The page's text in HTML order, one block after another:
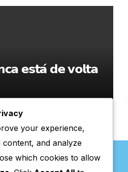
𝗲𝘀𝘁𝗮́ 𝗱𝗲 𝘃𝗼𝗹𝘁𝗮
your experience,
content, and analyze
which cookies to allow